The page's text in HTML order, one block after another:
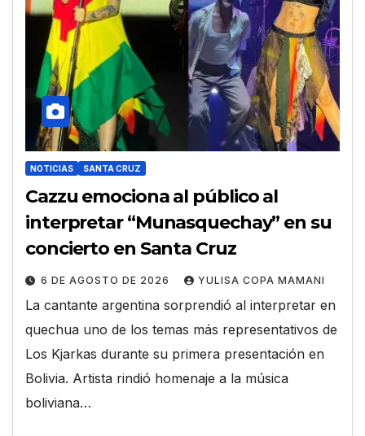
NOTICIAS SANTA CRUZ
Cazzu emociona al público al
interpretar “Munasquechay” en su
concierto en Santa Cruz
6 DE AGOSTO DE 2026 YULISA COPA MAMANI
La cantante argentina sorprendió al interpretar en
quechua uno de los temas más representativos de
Los Kjarkas durante su primera presentación en
Bolivia. Artista rindió homenaje a la música
boliviana…